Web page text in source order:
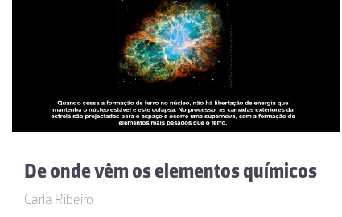
De onde vêm os elementos químicos
Carla Ribeiro